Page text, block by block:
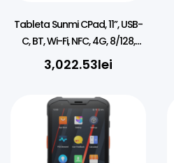
Tableta Sunmi CPad, 11”, USB-
C, BT, Wi-Fi, NFC, 4G, 8/128,
Android GMS-EDLA
3,022.53lei